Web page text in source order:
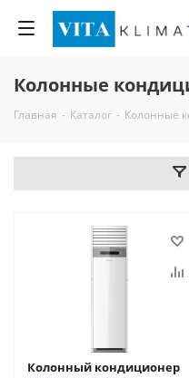
Колонные
Главная - Каталог - Колонные
Колонный кондиционер